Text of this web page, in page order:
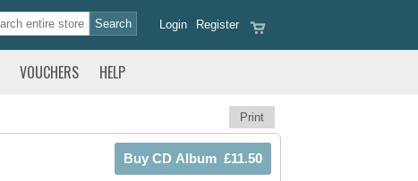
Register
Login
VOUCHERS HELP
Print